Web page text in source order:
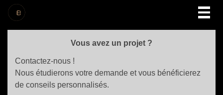
Vous avez un projet ?
Contactez-nous !
Nous étudierons votre demande et vous bénéficierez
de conseils personnalisés.